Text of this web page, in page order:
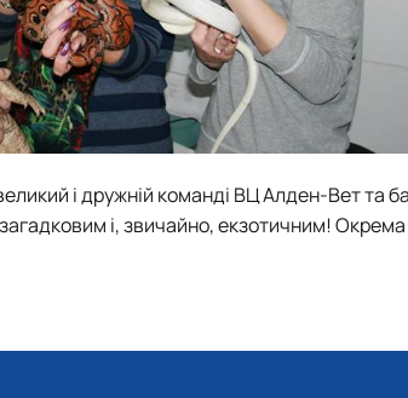
і дружній команді ВЦ Алден-Вет та
і, звичайно, екзотичним!